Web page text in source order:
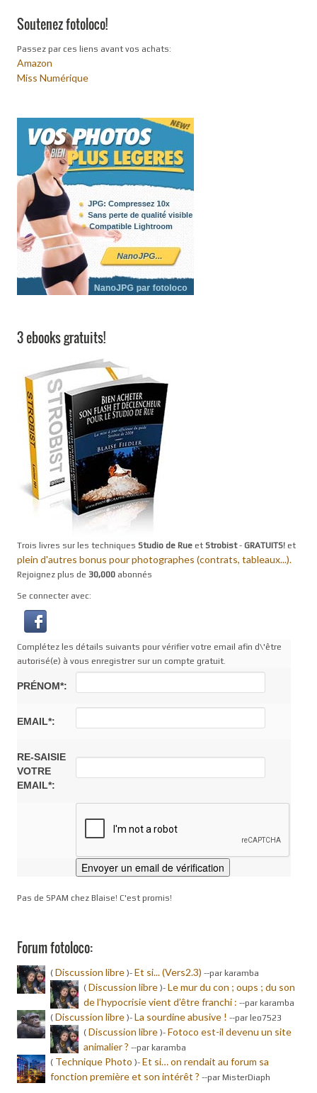
Soutenez fotoloco!
Passez par ces liens avant vos achats:
Amazon
Miss Numérique
3 ebooks gratuits!
Trois livres sur les techniques Studio de Rue et Strobist- GRATUITS! et
plein d'autres bonus pour photographes (contrats, tableaux...).
Rejoignez plus de 30,000 abonnés
Se connecter avec:
Complétez les détails suivants pour vérifier votre email afin d\'être
autorisé(e) à vous enregistrer sur un compte gratuit.
PRÉNOM*:
EMAIL*:
RE-SAISIE
VOTRE
EMAIL*:
Pas de SPAM chez Blaise! C'est promis!
Forum fotoloco:
( Discussion libre )- Et si... (Vers2.3) --par karamba
( Discussion libre )- Le mur du con ; oups ; du son
de l’hypocrisie vient d’être franchi : --par karamba
( Discussion libre )- La sourdine abusive ! --par leo7523
( Discussion libre )- Fotoco est-il devenu un site
animalier ? --par karamba
( Technique Photo )- Et si… on rendait au forum sa
fonction première et son intérêt ? --par MisterDiaph